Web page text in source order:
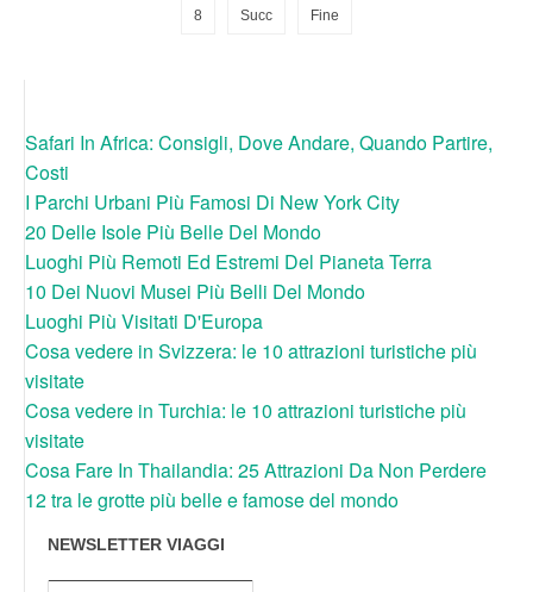
8 Succ Fine
Safari In Africa: Consigli, Dove Andare, Quando Partire,
Costi
I Parchi Urbani Più Famosi Di New York City
20 Delle Isole Più Belle Del Mondo
Luoghi Più Remoti Ed Estremi Del Pianeta Terra
10 Dei Nuovi Musei Più Belli Del Mondo
Luoghi Più Visitati D'Europa
Cosa vedere in Svizzera: le 10 attrazioni turistiche più
visitate
Cosa vedere in Turchia: le 10 attrazioni turistiche più
visitate
Cosa Fare In Thailandia: 25 Attrazioni Da Non Perdere
12 tra le grotte più belle e famose del mondo
NEWSLETTER VIAGGI